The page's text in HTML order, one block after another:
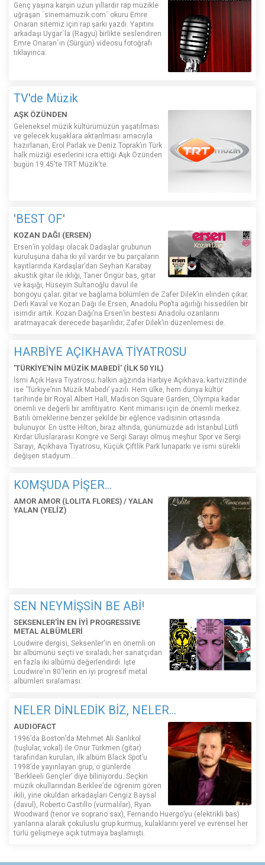
Genç yaşına karşın uzun yıllardır rap müzikle
uğraşan ´sinemamuzik.com´ okuru Emre
Onaran sitemiz için rap şarkı yazdı. Yapıtını
arkadaşı Uygar´la (Ragyu) birlikte seslendiren
Emre Onaran´ın (Sürgün) videosu fotoğrafı
tıklayınca:
TV'de Müzik
AŞK ÖZÜNDEN
Geleneksel müzik kültürümüzün yaşatılması
ve gelecek kuşaklara aktarılması amacıyla
hazırlanan, Erol Parlak ve Deniz Toprak’ın Türk
halk müziği eserlerini icra ettiği Aşk Özünden
bugün 19.45'te TRT Müzik'te.
'BEST OF'
KOZAN DAĞI (ERSEN)
Ersen’in yoldaşı olacak Dadaşlar grubunun
kuruluşuna daha iki yıl vardır ve bu parçaların
kayıtlarında Kardaşlar’dan Seyhan Karabay
akustik gitar ile ıklığı, Taner Öngür bas, gitar
ve kaşığı, Hüseyin Sultanoğlu davul ile
bongoyu çalar; gitar ve bağlama bölümleri de Zafer Dilek’in elinden çıkar.
Derli Kaval ve Kozan Dağı ile Ersen, Anadolu Pop’ta ağırlığı hissedilen bir
isimdir artık. Kozan Dağı’na Ersen’in bestesi Anadolu ozanlarını
aratmayacak derecede başarılıdır; Zafer Dilek’in düzenlemesi de.
HARBİYE AÇIKHAVA TİYATROSU
'TÜRKİYE'NİN MÜZİK MABEDİ' (İLK 50 YIL)
İsmi Açık Hava Tiyatrosu; halkın ağzında Harbiye Açıkhava; kartvizitinde
ise ‘Türkiye’nin Müzik Mabedi’ yazılı. Hem ülke, hem dünya kültür
tarihinde bir Royal Albert Hall, Madison Square Garden, Olympia kadar
önemli ve değerli bir amfitiyatro. Kent mimarisi için de önemli merkez.
Batılı örneklerine benzer şekilde bir eğlence vadisinin ortasında
bulunuyor. En üstte Hilton, biraz altında, günümüzde adı İstanbul Lütfi
Kırdar Uluslararası Kongre ve Sergi Sarayı olmuş meşhur Spor ve Sergi
Sarayı, Açıkhava Tiyatrosu, Küçük Çiftlik Park lunaparkı ve ismi sürekli
değişen stadyum…
KOMŞUDA PİŞER...
AMOR AMOR (LOLITA FLORES) / YALAN
YALAN (YELİZ)
SEN NEYMİŞSİN BE ABİ!
SEKSENLER'İN EN İYİ PROGRESSIVE
METAL ALBÜMLERİ
Loudwire dergisi, Seksenler'in en önemli on
bir albümünü seçti ve sıraladı; her sanatçıdan
en fazla iki albümü değerlendirdi. İşte
Loudwire'ın 80'lerin en iyi progresif metal
albümleri sıralaması:
NELER DİNLEDİK BİZ, NELER...
AUDIOFACT
1996’da Boston’da Mehmet Ali Sanlıkol
(tuşlular, vokal) ile Onur Türkmen (gitar)
tarafından kurulan, ilk albüm Black Spot’u
1998’de yayınlayan grup, o günlerde
‘Berkleeli Gençler’ diye biliniyordu. Seçkin
müzik okullarından Berklee’de öğrenim gören
ikili, yine okuldan arkadaşları Cengiz Baysal
(davul), Roberto Castillo (vurmalılar), Ryan
Woodward (tenor ve soprano sax), Fernando Huergo’yu (elektrikli bas)
yanlarına alarak çokuluslu grup kurmuş, kulaklarını yerel ve evrensel her
türlü gelişmeye açık tutmaya başlamıştı.